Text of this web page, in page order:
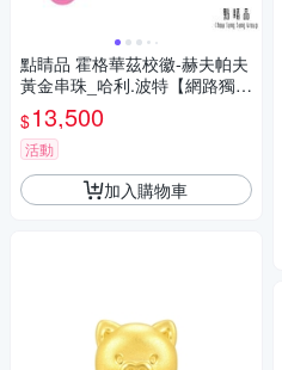
點睛品 霍格華茲校徽-赫夫帕夫
黃金串珠_哈利.波特【網路獨家
款】
$13,500
活動
加入購物車